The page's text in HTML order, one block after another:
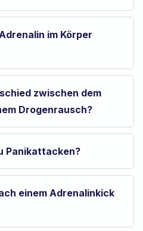
im Körper
zwischen dem
Drogenrausch?
Panikattacken?
einem Adrenalinkick